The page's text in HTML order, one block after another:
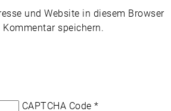
und Website in diesem Browser
speichern.
CAPTCHA Code *